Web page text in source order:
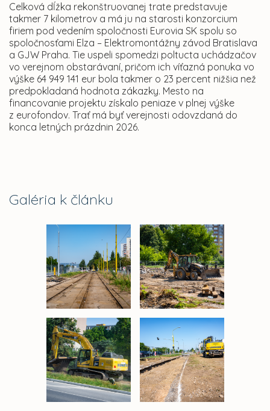
Galéria k článku
Celková dĺžka rekonštruovanej trate predstavuje
takmer 7 kilometrov a má ju na starosti konzorcium
firiem pod vedením spoločnosti Eurovia SK spolu so
spoločnosťami Elza – Elektromontážny závod Bratislava
a GJW Praha. Tie uspeli spomedzi poltucta uchádzačov
vo verejnom obstarávaní, pričom ich víťazná ponuka vo
výške 64 949 141 eur bola takmer o 23 percent nižšia než
predpokladaná hodnota zákazky. Mesto na
financovanie projektu získalo peniaze v plnej výške
z eurofondov. Trať má byť verejnosti odovzdaná do
konca letných prázdnin 2026.